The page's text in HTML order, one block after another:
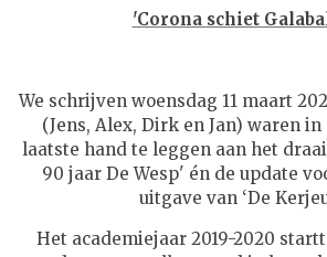
'Corona schiet
We schrijven woensdag 11 maart
(Jens, Alex, Dirk en Jan) waren
laatste hand te leggen aan het
90 jaar De Wesp' én de update
uitgave van ‘De
Het academiejaar 2019-2020